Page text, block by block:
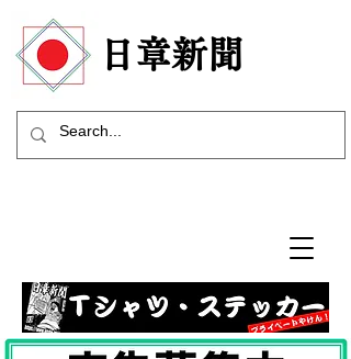
​日章新聞